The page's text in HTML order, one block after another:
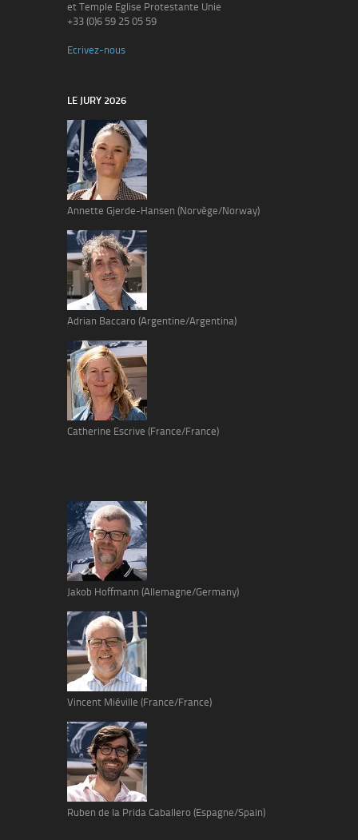
et Temple Eglise Protestante Unie
+33 (0)6 59 25 05 59
Ecrivez-nous
LE JURY 2026
Annette Gjerde-Hansen (Norvège/Norway)
Adrian Baccaro (Argentine/Argentina)
Catherine Escrive (France/France)
Jakob Hoffmann (Allemagne/Germany)
Vincent Miéville (France/France)
Ruben de la Prida Caballero (Espagne/Spain)